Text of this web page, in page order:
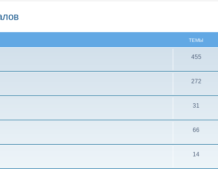
ТЕМЫ
455
272
31
66
14